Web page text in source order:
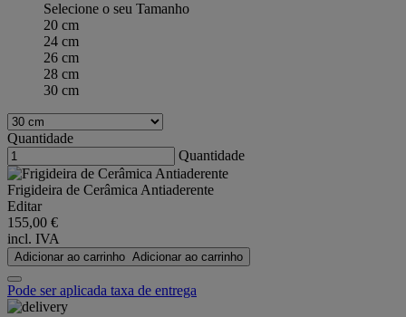
Selecione o seu Tamanho
20 cm
24 cm
26 cm
28 cm
30 cm
Quantidade
Quantidade
Frigideira de Cerâmica Antiaderente
Editar
155,00 €
incl. IVA
Adicionar ao carrinho Adicionar ao carrinho
Pode ser aplicada taxa de entrega